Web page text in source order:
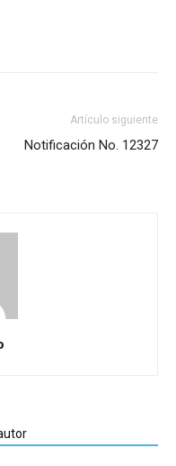
Artículo siguiente
Notificación No. 12327